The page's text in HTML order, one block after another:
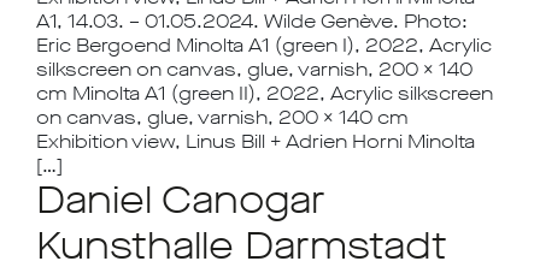
A1, 14.03. – 01.05.2024. Wilde Genève. Photo:
Eric Bergoend Minolta A1 (green I), 2022, Acrylic
silkscreen on canvas, glue, varnish, 200 x 140
cm Minolta A1 (green II), 2022, Acrylic silkscreen
on canvas, glue, varnish, 200 x 140 cm
Exhibition view, Linus Bill + Adrien Horni Minolta
[…]
Daniel Canogar
Kunsthalle Darmstadt